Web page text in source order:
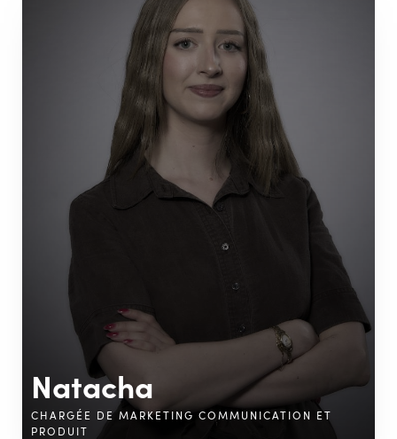
Natacha
CHARGÉE DE MARKETING COMMUNICATION ET
PRODUIT